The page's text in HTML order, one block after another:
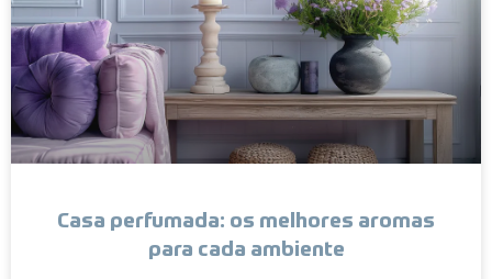
Casa perfumada: os melhores aromas
para cada ambiente